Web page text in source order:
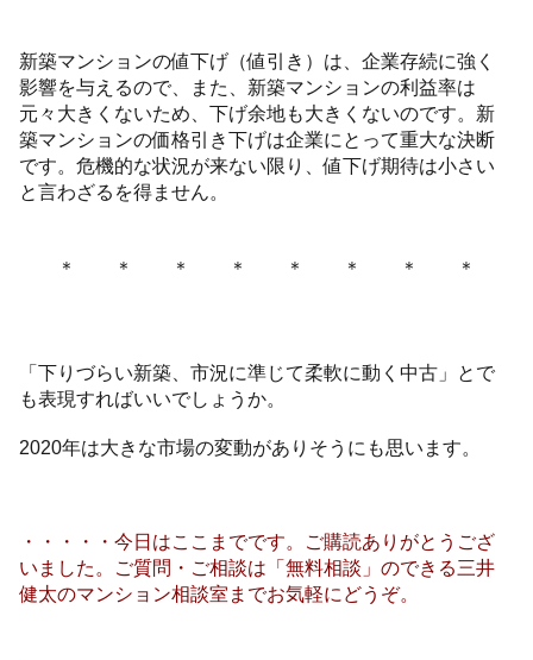
新築マンションの値下げ（値引き）は、企業存続に強く
影響を与えるので、また、新築マンションの利益率は
元々大きくないため、下げ余地も大きくないのです。新
築マンションの価格引き下げは企業にとって重大な決断
です。危機的な状況が来ない限り、値下げ期待は小さい
と言わざるを得ません。
＊ ＊ ＊ ＊ ＊ ＊ ＊ ＊
「下りづらい新築、市況に準じて柔軟に動く中古」とで
も表現すればいいでしょうか。
2020年は大きな市場の変動がありそうにも思います。
・・・・・今日はここまでです。ご購読ありがとうござ
いました。ご質問・ご相談は「無料相談」のできる三井
健太のマンション相談室までお気軽にどうぞ。